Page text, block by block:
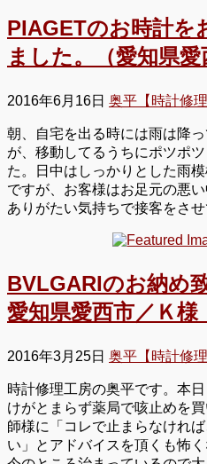
PIAGETのお時計を
ました。（愛知県愛
2016年6月16日 奥平【時計修理
朝、自宅を出る時には雨は降
が、移動してるうちにポツポ
た。日中はしっかりとした雨
ですが、お客様はお足元の悪
ありがたい気持ちで接客をさ
BVLGARIのお納め
愛知県愛西市／Ｋ様
2016年3月25日 奥平【時計修理
時計修理工房の奥平です。本
けがとまらず薬局で咳止めを
師様に「コレで止まらなけれ
い」とアドバイスを頂くも怖く